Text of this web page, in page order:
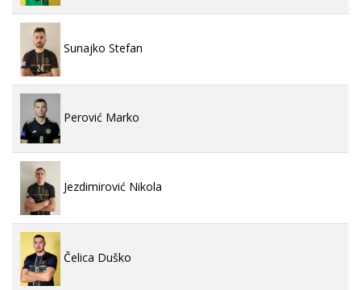
Sunajko Stefan
Perović Marko
Jezdimirović Nikola
Čelica Duško